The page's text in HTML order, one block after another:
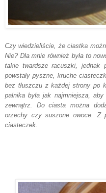
Czy wiedzieliście, że ciastka
Nie? Dla mnie również była to
takie twardsze racuszki, jednak
powstały pyszne, kruche
bez tłuszczu z każdej strony po
palnika była jak najmniejsza,
zewnątrz. Do ciasta można
orzechy czy suszone owoce. Z
ciasteczek.